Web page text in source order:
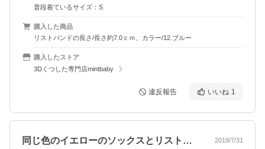
普段着ているサイズ：S
購入した商品
リストバンドの長さ/長さ約7.0ｃｍ、カラー/12.ブルー
購入したストア
3Dくつした専門店mintbaby
違反報告 いいね 1
同じ色のイエローのソックスとリストバン… 2019/7/31